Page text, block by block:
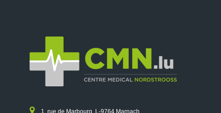
1, rue de Marbourg, L-9764 Marnach